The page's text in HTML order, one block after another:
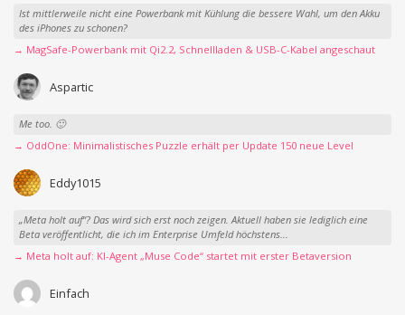
Ist mittlerweile nicht eine Powerbank mit Kühlung die bessere Wahl, um den Akku
des iPhones zu schonen?
→ MagSafe-Powerbank mit Qi2.2, Schnellladen & USB-C-Kabel angeschaut
Aspartic
Me too. 🙂
→ OddOne: Minimalistisches Puzzle erhält per Update 150 neue Level
Eddy1015
„Meta holt auf“? Das wird sich erst noch zeigen. Aktuell haben sie lediglich eine
Beta veröffentlicht, die ich im Enterprise Umfeld höchstens...
→ Meta holt auf: KI-Agent „Muse Code“ startet mit erster Betaversion
Einfach